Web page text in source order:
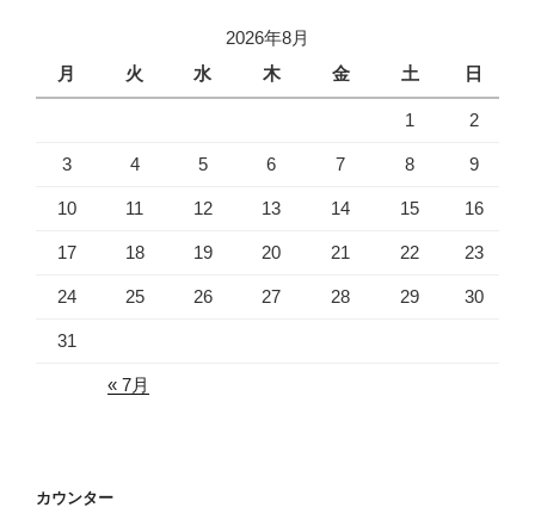
2026年8月
月
火 水 木 金 土 日
1 2
3 4 5 6 7 8 9
10 11 12 13 14 15 16
17 18 19 20 21 22 23
24 25 26 27 28 29 30
31
« 7月
カウンター